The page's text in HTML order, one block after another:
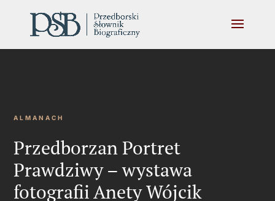
ALMANACH
Przedborzan Portret
Prawdziwy – wystawa
fotografii Anety Wójcik